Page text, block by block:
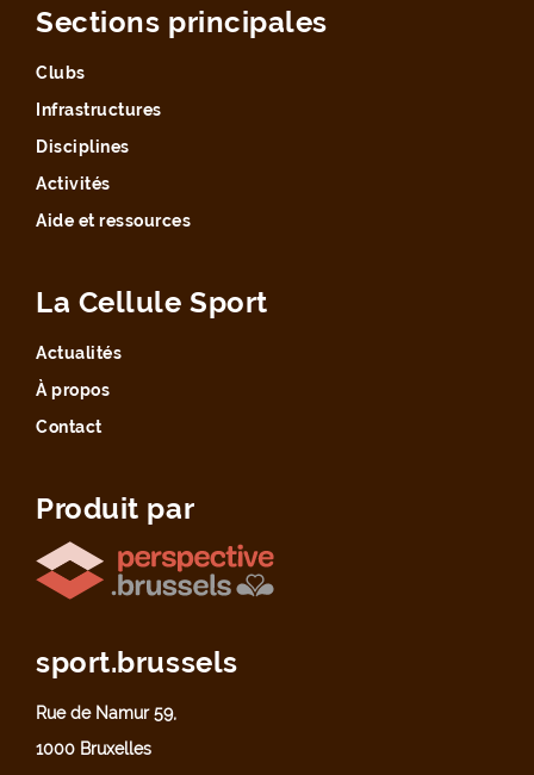
Sections principales
Clubs
Infrastructures
Disciplines
Activités
Aide et ressources
La Cellule Sport
Actualités
À propos
Contact
Produit par
sport.brussels
Rue de Namur 59,
1000 Bruxelles